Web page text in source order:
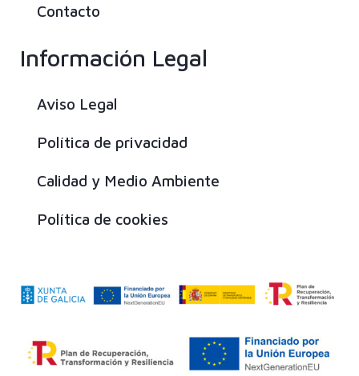
Contacto
Información Legal
Aviso Legal
Política de privacidad
Calidad y Medio Ambiente
Política de cookies